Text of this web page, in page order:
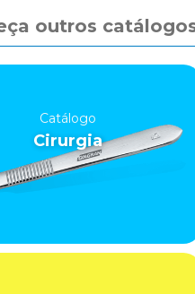
outros
Catálogo
Cirurgia